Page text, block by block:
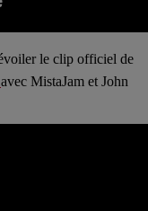
le clip officiel de
avec MistaJam et John